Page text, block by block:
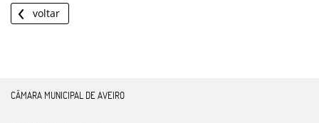
voltar
CÂMARA MUNICIPAL DE AVEIRO